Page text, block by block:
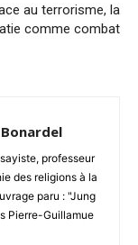
au terrorisme, la
comme combat
professeur
des religions à la
paru : "Jung
Pierre-Guillamue